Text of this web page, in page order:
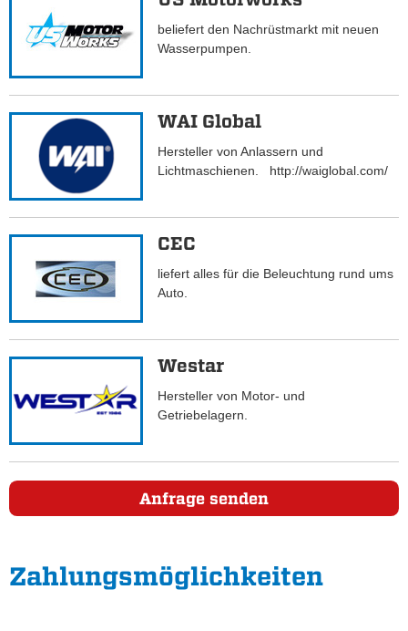
beliefert den Nachrüstmarkt mit neuen
Wasserpumpen.
WAI Global
Hersteller von Anlassern und
Lichtmaschienen. http://waiglobal.com/
CEC
liefert alles für die Beleuchtung rund ums
Auto.
Westar
Hersteller von Motor- und
Getriebelagern.
Anfrage senden
Zahlungs­möglichkeiten